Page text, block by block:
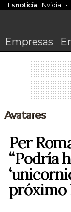
Es noticia Nvidia
Empresas
Avatares
Per
“Podría
próximo